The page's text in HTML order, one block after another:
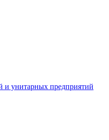
и унитарных предприятий